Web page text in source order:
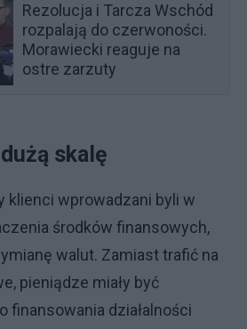
Rezolucja i Tarcza Wschód
rozpalają do czerwoności.
Morawiecki reaguje na
ostre zarzuty
skalę
klienci wprowadzani byli w
środków finansowych,
walut. Zamiast trafić na
pieniądze miały być
finansowania działalności